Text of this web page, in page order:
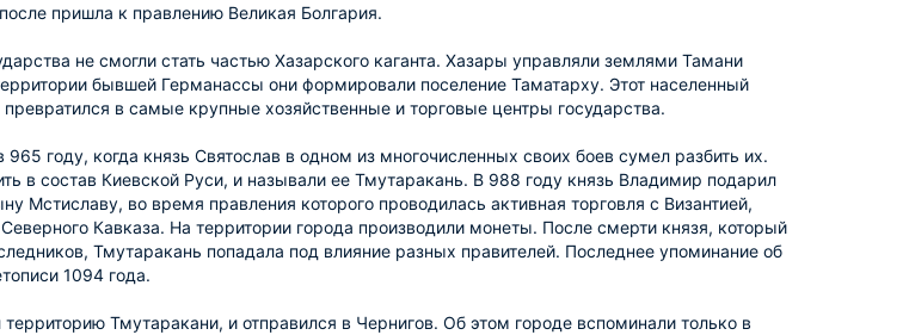
пришла к правлению Великая Болгария.
не смогли стать частью Хазарского каганта. Хазары управляли землями Тамани
бывшей Германассы они формировали поселение Таматарху. Этот населенный
в самые крупные хозяйственные и торговые центры государства.
году, когда князь Святослав в одном из многочисленных своих боев сумел разбить их.
в состав Киевской Руси, и называли ее Тмутаракань. В 988 году князь Владимир подарил
Мстиславу, во время правления которого проводилась активная торговля с Византией,
Кавказа. На территории города производили монеты. После смерти князя, который
Тмутаракань попадала под влияние разных правителей. Последнее упоминание об
1094 года.
Тмутаракани, и отправился в Чернигов. Об этом городе вспоминали только в